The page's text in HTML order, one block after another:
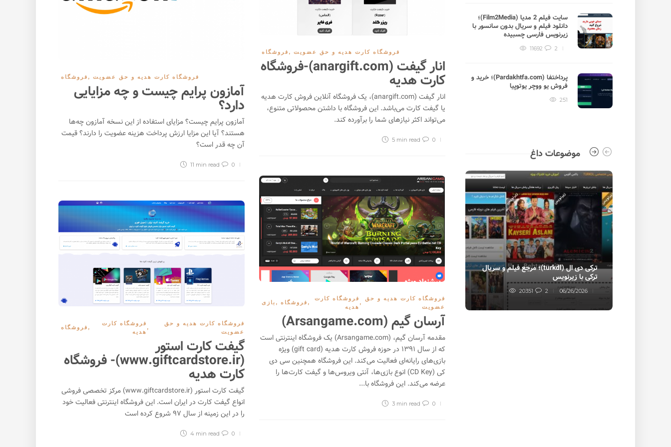
فروشگاه , فروشگاه کارت هدیه و حق عضویت
آمازون پرایم چیست و چه مزایایی
دارد؟
آمازون پرایم چیست؟ مزایای استفاده از این نسخه آمازون چه‌ها
هستند؟ آیا این مزایا ارزش پرداخت هزینه عضویت را دارند؟ قیمت
آن چه قدر است؟
0
11 min read
فروشگاه , فروشگاه کارت هدیه و حق عضویت
انار گیفت (anargift.com)-فروشگاه
کارت هدیه
انار گیفت (anargift.com)، یک فروشگاه آنلاین فروش کارت هدیه
یا گیفت کارت می‌باشد. این فروشگاه با داشتن محصولاتی متنوع،
می‌تواند اکثر نیاز‌های شما را برآورده کند.
0
5 min read
بازی , فروشگاه ,
فروشگاه کارت
هدیه
,
فروشگاه کارت هدیه و حق
عضویت
آرسان گیم (Arsangame.com)
مقدمه آرسان گیم، (Arsangame.com) یک فروشگاه اینترنتی است
که از سال ۱۳۹۱ در حوزه فروش کارت هدیه (gift card) ویژه
بازی‌های رایانه‌ای فعالیت می‌کند. این فروشگاه همچنین سی دی
کی (CD Key) انوع بازی‌ها، آنتی ویروس‌ها و گیفت کارت‌ها را
عرضه می‌کند. این فروشگاه با...
0
3 min read
فروشگاه ,
فروشگاه کارت
هدیه
,
فروشگاه کارت هدیه و حق
عضویت
گیفت کارت استور
(www.giftcardstore.ir)- فروشگاه
کارت هدیه
گیفت کارت استور (www.giftcardstore.ir) مرکز تخصصی فروشی
انواع گیفت کارت در ایران است. این فروشگاه اینترنتی فعالیت خود
را در این زمینه از سال ۹۷ شروع کرده است
0
4 min read
سایت فیلم 2 مدیا (Film2Media)؛
دانلود فیلم و سریال بدون سانسور با
زیرنویس فارسی چسبیده
2
11692
پرداختفا (Pardakhtfa.com)؛ خرید و
فروش یو ووچر یوتوپیا
251
صرافی MINE.exchange؛ خرید و
فروش بدون احراز هویت ارزهای
معرفی صرافی رمزارز ایندوداکس
(Indodax)
0
19648
موضوعات داغ
ترکی دی ال (turkdl)؛ مرجع فیلم و سریال
ترکی با زیرنویس
06/26/2026
2
20351
سایت فیلم 2 مدیا (Film2Media)؛ دانلود
فیلم و سریال بدون سانسور با زیرنویس
فارسی چسبیده
پرداختفا (Pardakhtfa.com)؛ خرید و
فروش یو ووچر یوتوپیا
صرافی ارز دیجیتال خارجی بدون نیاز به
احراز هویت
04/22/2024
2317